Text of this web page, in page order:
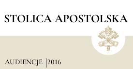
STOLICA APOSTOLSKA
AUDIENCJE 2016